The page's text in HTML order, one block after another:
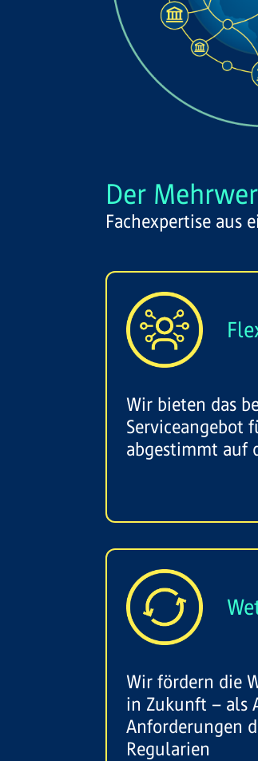
Der
Fachexpertise aus
Wir bieten das
Serviceangebot
abgestimmt auf
Wir fördern die
in Zukunft – als
Anforderungen
Regularien